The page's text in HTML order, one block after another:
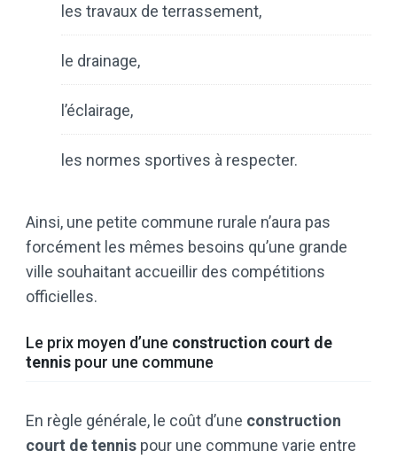
les travaux de terrassement,
le drainage,
l’éclairage,
les normes sportives à respecter.
Ainsi, une petite commune rurale n’aura pas
forcément les mêmes besoins qu’une grande
ville souhaitant accueillir des compétitions
officielles.
Le prix moyen d’une construction court de
tennis pour une commune
En règle générale, le coût d’une construction
court de tennis pour une commune varie entre